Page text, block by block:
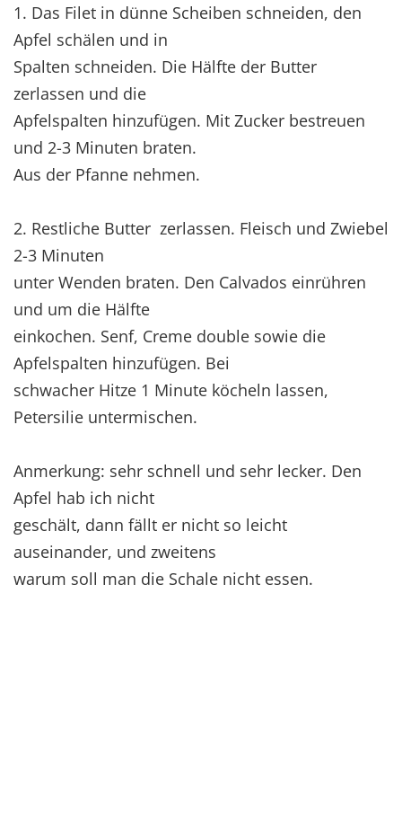
1. Das Filet in dünne Scheiben schneiden, den
Apfel schälen und in
Spalten schneiden. Die Hälfte der Butter
zerlassen und die
Apfelspalten hinzufügen. Mit Zucker bestreuen
und 2-3 Minuten braten.
Aus der Pfanne nehmen.
2. Restliche Butter zerlassen. Fleisch und Zwiebel
2-3 Minuten
unter Wenden braten. Den Calvados einrühren
und um die Hälfte
einkochen. Senf, Creme double sowie die
Apfelspalten hinzufügen. Bei
schwacher Hitze 1 Minute köcheln lassen,
Petersilie untermischen.
Anmerkung: sehr schnell und sehr lecker. Den
Apfel hab ich nicht
geschält, dann fällt er nicht so leicht
auseinander, und zweitens
warum soll man die Schale nicht essen.